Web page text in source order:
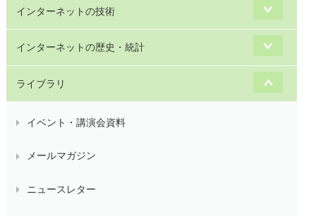
インターネットの技術
インターネットの歴史・統計
ライブラリ
イベント・講演会資料
メールマガジン
ニュースレター